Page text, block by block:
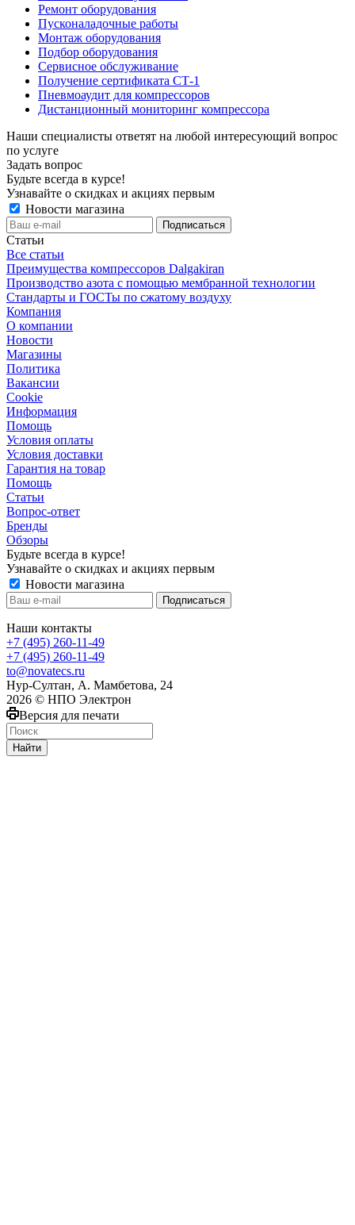
Ремонт оборудования
Пусконаладочные работы
Монтаж оборудования
Подбор оборудования
Сервисное обслуживание
Получение сертификата СТ-1
Пневмоаудит для компрессоров
Дистанционный мониторинг компрессора
Наши специалисты ответят на любой интересующий вопрос
по услуге
Задать вопрос
Будьте всегда в курсе!
Узнавайте о скидках и акциях первым
Новости магазина
Статьи
Все статьи
Преимущества компрессоров Dalgakiran
Производство азота с помощью мембранной технологии
Стандарты и ГОСТы по сжатому воздуху
Компания
О компании
Новости
Магазины
Политика
Вакансии
Сookie
Информация
Помощь
Условия оплаты
Условия доставки
Гарантия на товар
Помощь
Статьи
Вопрос-ответ
Бренды
Обзоры
Будьте всегда в курсе!
Узнавайте о скидках и акциях первым
Новости магазина
Наши контакты
+7 (495) 260-11-49
+7 (495) 260-11-49
to@novatecs.ru
Нур-Султан, А. Мамбетова, 24
2026 © НПО Электрон
Версия для печати
Найти